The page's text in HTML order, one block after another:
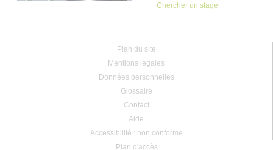
Chercher un stage
Plan du site
Mentions légales
Données personnelles
Glossaire
Contact
Aide
Accessibilité : non conforme
Plan d'accès